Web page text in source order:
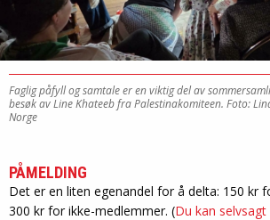
Faglig påfyll og samtale er en viktig del av
besøk av Line Khateeb fra Palestinakomiteen. Foto:
Norge
PÅMELDING
Det er en liten egenandel for å delta: 150 kr
300 kr for ikke-medlemmer. (Du kan